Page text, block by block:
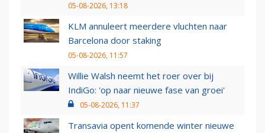
05-08-2026, 13:18
KLM annuleert meerdere vluchten naar
Barcelona door staking
05-08-2026, 11:57
Willie Walsh neemt het roer over bij
IndiGo: 'op naar nieuwe fase van groei'
05-08-2026, 11:37
Transavia opent komende winter nieuwe